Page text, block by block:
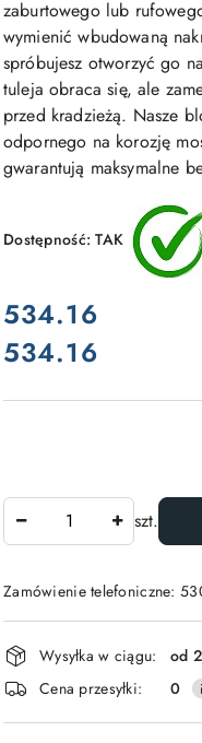
zaburtowego lub
wymienić wbudowaną
spróbujesz otworzyć go
tuleja obraca się, ale
przed kradzieżą. Nasze
odpornego na korozję
gwarantują maksymalne
Dostępność:TAK
cena:
534.16
Cena:
534.16
szt.
Zamówienie telefoniczne:
Dostępność
i
dostawa
Wysyłka w ciągu:
od
Cena przesyłki:
0